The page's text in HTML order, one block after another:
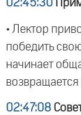
02:45:30
• Лектор
победить
начинает
02:47:08